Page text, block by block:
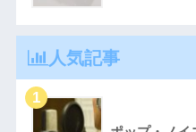
人気記事